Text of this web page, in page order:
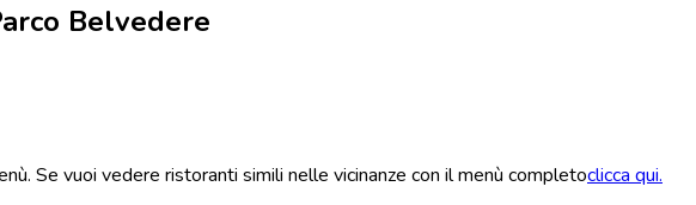
Belvedere
Se vuoi vedere ristoranti simili nelle vicinanze con il menù completoclicca qui.